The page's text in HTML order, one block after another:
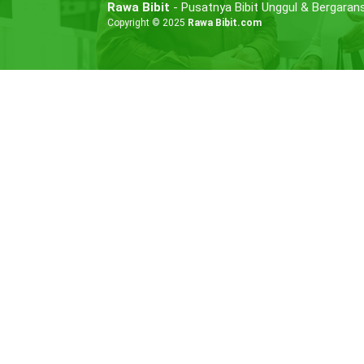
Rawa Bibit - Pusatnya Bibit Unggul &
Copyright © 2025 Rawa Bibit.com